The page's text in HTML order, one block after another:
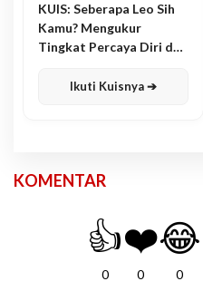
KUIS: Seberapa Leo Sih
Kamu? Mengukur
Tingkat Percaya Diri dan
Ikuti Kuisnya ➔
KOMENTAR
👍
0
❤️
0
😂
0